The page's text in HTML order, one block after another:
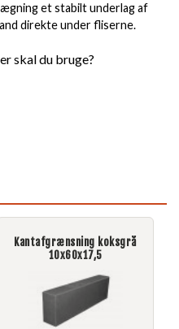
et stabilt underlag af
direkte under fliserne.
skal du bruge?
Kantafgrænsning koksgrå
10x60x17,5